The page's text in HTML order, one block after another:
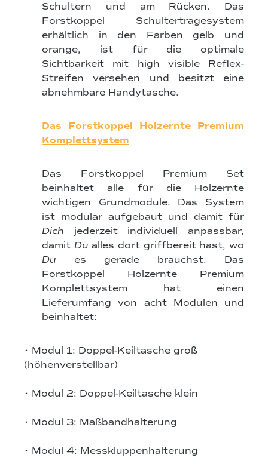
Schultern und am Rücken. Das
Forstkoppel Schultertragesystem
erhältlich in den Farben gelb und
orange, ist für die optimale
Sichtbarkeit mit high visible Reflex-
Streifen versehen und besitzt eine
abnehmbare Handytasche.
Das Forstkoppel Holzernte Premium
Komplettsystem
Das Forstkoppel Premium Set
beinhaltet alle für die Holzernte
wichtigen Grundmodule. Das System
ist modular aufgebaut und damit für
Dich jederzeit individuell anpassbar,
damit Du alles dort griffbereit hast, wo
Du es gerade brauchst. Das
Forstkoppel Holzernte Premium
Komplettsystem hat einen
Lieferumfang von acht Modulen und
beinhaltet:
• Modul 1: Doppel-Keiltasche groß
(höhenverstellbar)
• Modul 2: Doppel-Keiltasche klein
• Modul 3: Maßbandhalterung
• Modul 4: Messkluppenhalterung